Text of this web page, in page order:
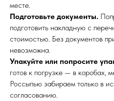
месте.
Подготовьте документы.
подготовить накладную с
стоимостью. Без документов
невозможна.
Упакуйте или попросите
готов к погрузке — в коробах,
Россыпью забираем только в
согласованию.